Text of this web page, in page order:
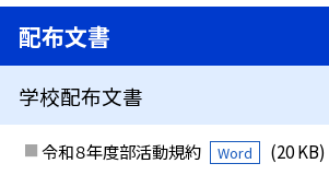
配布文書
学校配布文書
令和８年度部活動規約 Word
(20 KB)